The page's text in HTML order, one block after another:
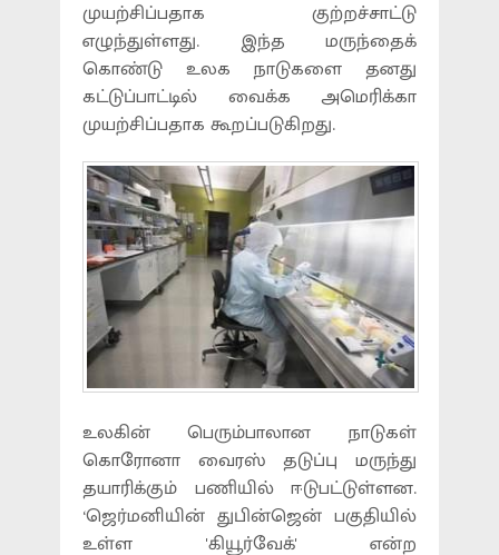
முயற்சிப்பதாக குற்றச்சாட்டு
எழுந்துள்ளது. இந்த மருந்தைக்
கொண்டு உலக நாடுகளை தனது
கட்டுப்பாட்டில் வைக்க அமெரிக்கா
முயற்சிப்பதாக கூறப்படுகிறது.
உலகின் பெரும்பாலான நாடுகள்
கொரோனா வைரஸ் தடுப்பு மருந்து
தயாரிக்கும் பணியில் ஈடுபட்டுள்ளன.
‘ஜெர்மனியின் துபின்ஜென் பகுதியில்
உள்ள 'கியூர்வேக்' என்ற